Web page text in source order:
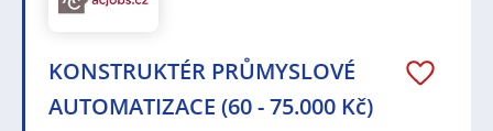
KONSTRUKTÉR PRŮMYSLOVÉ
AUTOMATIZACE (60 - 75.000 Kč)